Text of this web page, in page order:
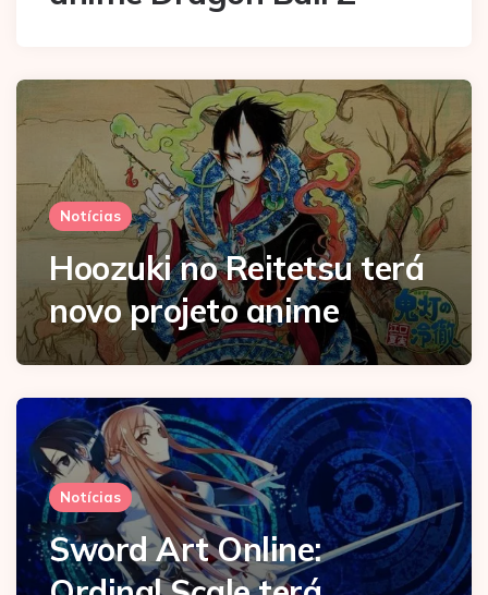
Notícias
Hoozuki no Reitetsu terá
novo projeto anime
Notícias
Sword Art Online: